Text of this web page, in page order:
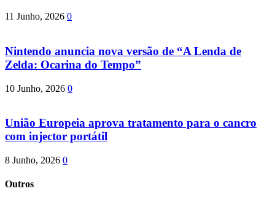
11 Junho, 2026 0
Nintendo anuncia nova versão de “A Lenda de
Zelda: Ocarina do Tempo”
10 Junho, 2026 0
União Europeia aprova tratamento para o cancro
com injector portátil
8 Junho, 2026 0
Outros